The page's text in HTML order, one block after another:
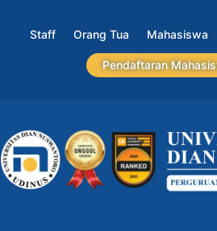
Staff Orang Tua Mahasiswa
Pendaftaran